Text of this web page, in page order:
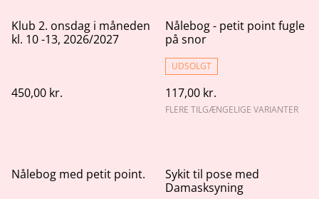
Klub 2. onsdag i måneden
kl. 10 -13, 2026/2027
450,00 kr.
Nålebog - petit point fugle
på snor
UDSOLGT
117,00 kr.
FLERE TILGÆNGELIGE VARIANTER
Nålebog med petit point.
Sykit til pose med
Damasksyning